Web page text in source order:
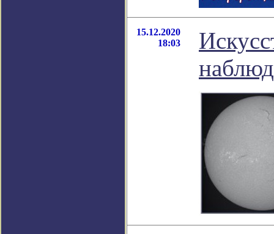
15.12.2020
18:03